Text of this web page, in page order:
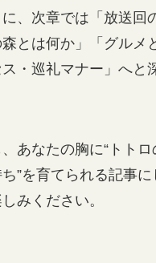
、次章では「放送回
とは何か」「グルメ
・巡礼マナー」へと
あなたの胸に“トトロ
”を育てられる記事
みください。